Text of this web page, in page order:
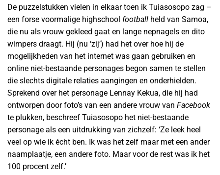
De puzzelstukken vielen in elkaar toen ik Tuiasosopo zag –
een forse voormalige highschool football held van Samoa,
die nu als vrouw gekleed gaat en lange nepnagels en dito
wimpers draagt. Hij (nu ‘zij’) had het over hoe hij de
mogelijkheden van het internet was gaan gebruiken en
online niet-bestaande personages begon samen te stellen
die slechts digitale relaties aangingen en onderhielden.
Sprekend over het personage Lennay Kekua, die hij had
ontworpen door foto’s van een andere vrouw van Facebook
te plukken, beschreef Tuiasosopo het niet-bestaande
personage als een uitdrukking van zichzelf: ‘Ze leek heel
veel op wie ik écht ben. Ik was het zelf maar met een ander
naamplaatje, een andere foto. Maar voor de rest was ik het
100 procent zelf.’